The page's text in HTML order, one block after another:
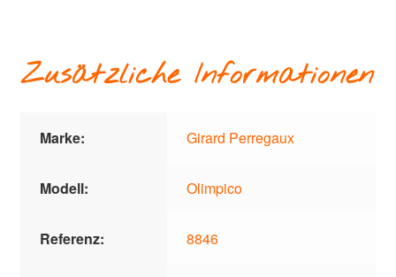
Zusätzliche Informationen
Marke: Girard Perregaux
Modell: Olimpico
Referenz: 8846